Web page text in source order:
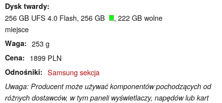
Dysk twardy
256 GB UFS 4.0 Flash, 256 GB
, 222 GB wolne
miejsce
Waga 253 g
Cena 1899 PLN
Odnośniki Samsung sekcja
Uwaga: Producent może używać komponentów pochodzących od
różnych dostawców, w tym paneli wyświetlaczy, napędów lub kart